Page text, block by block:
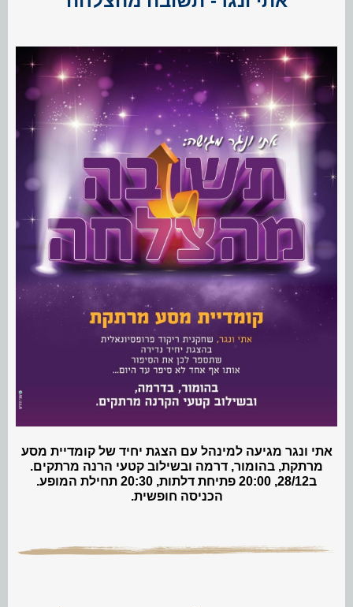
אתי ונגר מגיעה למינהל עם הצגת יחיד של קומדיית מסע
מרתקת, בהומור, דרמה ובשילוב קטעי הרנה מרתקים.
ב28/12, 20:00 פתיחת דלתות, 20:30 תחילת המופע.
הכניסה חופשית.